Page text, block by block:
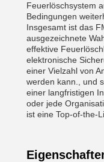
Feuerlöschsystem
Bedingungen
Insgesamt ist das
ausgezeichnete
effektive
elektronische
einer Vielzahl von
werden kann., und
einer langfristigen
oder jede
ist eine Top-of-the-